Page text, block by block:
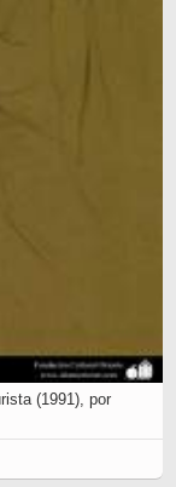
(1991), por